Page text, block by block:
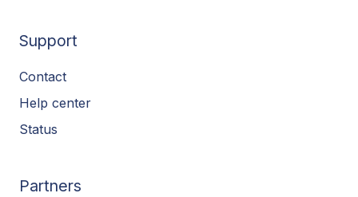
Support
Contact
Help center
Status
Partners